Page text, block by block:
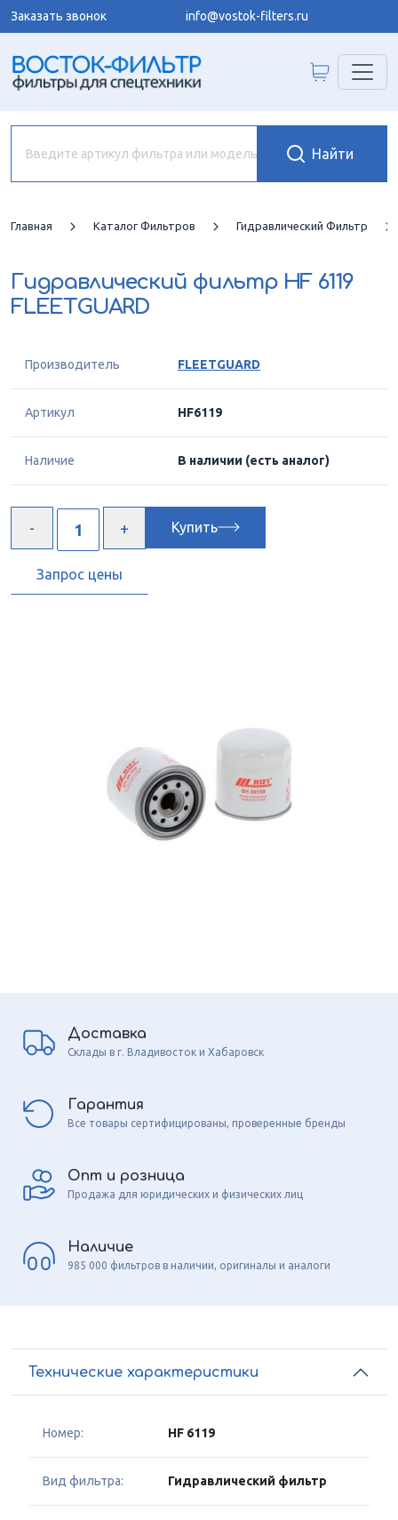
Заказать звонок info@vostok-filters.ru
Главная Каталог Фильтров Гидравлический Фильтр
Гидравлический фильтр HF 6119
FLEETGUARD
Производитель FLEETGUARD
Артикул HF6119
Наличие В наличии (есть аналог)
Купить
Запрос цены
Доставка
Склады в г. Владивосток и Хабаровск
Гарантия
Все товары сертифицированы, проверенные бренды
Опт и розница
Продажа для юридических и физических лиц
Наличие
985 000 фильтров в наличии, оригиналы и аналоги
Технические характеристики
Номер: HF 6119
Вид фильтра: Гидравлический фильтр